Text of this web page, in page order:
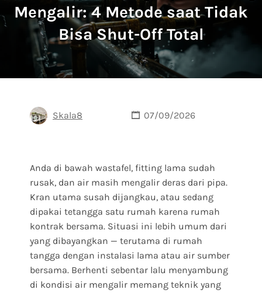
Mengalir: 4 Metode saat Tidak
Bisa Shut-Off Total
Skala8 07/09/2026
Anda di bawah wastafel, fitting lama sudah
rusak, dan air masih mengalir deras dari pipa.
Kran utama susah dijangkau, atau sedang
dipakai tetangga satu rumah karena rumah
kontrak bersama. Situasi ini lebih umum dari
yang dibayangkan — terutama di rumah
tangga dengan instalasi lama atau air sumber
bersama. Berhenti sebentar lalu menyambung
di kondisi air mengalir memang teknik yang